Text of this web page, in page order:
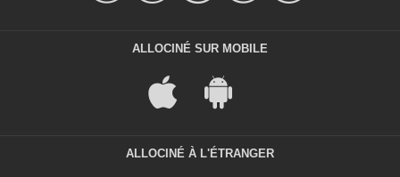
ALLOCINÉ SUR MOBILE
ALLOCINÉ À L'ÉTRANGER